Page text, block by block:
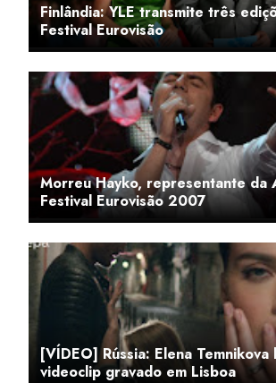
Finlândia: YLE transmite três
Festival Eurovisão
Morreu Hayko, representante da
Festival Eurovisão 2007
[VÍDEO] Rússia: Elena Temnikova
videoclip gravado em Lisboa